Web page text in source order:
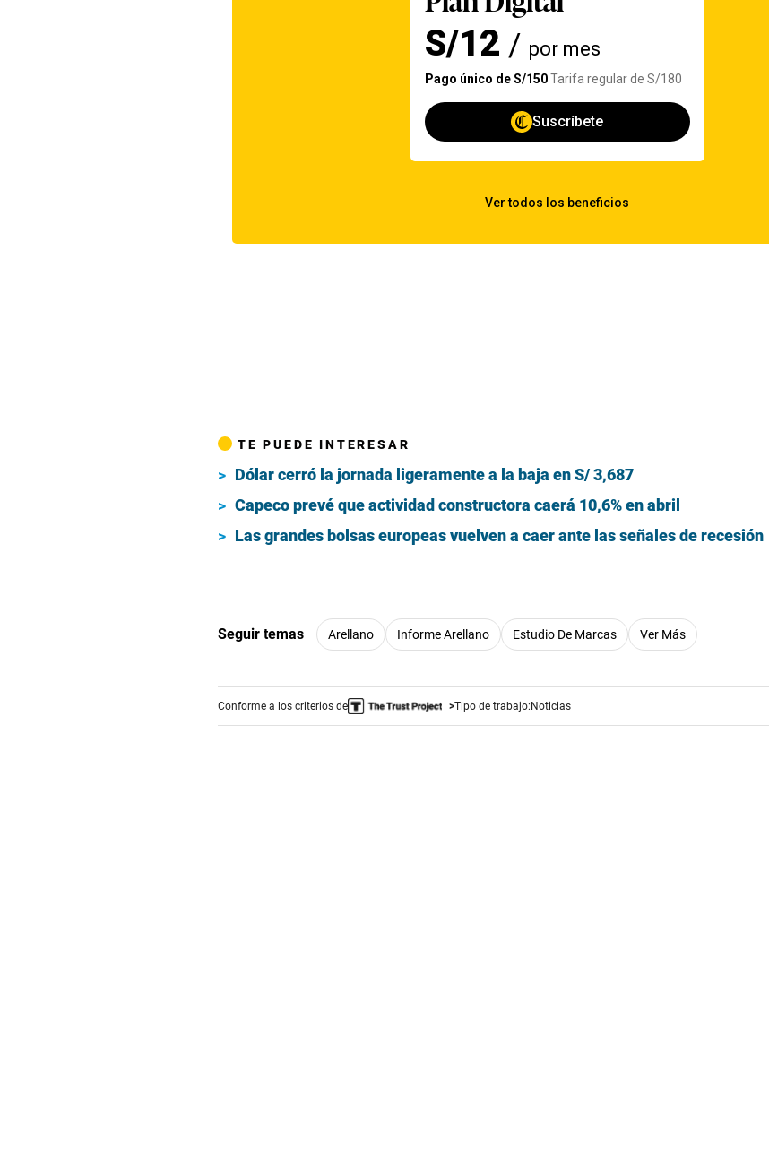
TE PUEDE INTERESAR
Dólar cerró la jornada ligeramente a la baja en S/ 3,687
Capeco prevé que actividad constructora caerá 10,6% en abril
Las grandes bolsas europeas vuelven a caer ante las señales de recesión
Seguir temas Arellano Informe Arellano Estudio De Marcas Ver Más
Conforme a los criterios de Tipo de trabajo:Noticias